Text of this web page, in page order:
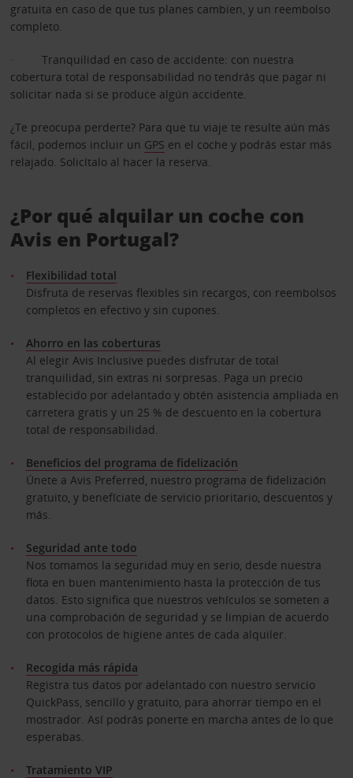
gratuita en caso de que tus planes cambien, y un reembolso
completo.
· Tranquilidad en caso de accidente: con nuestra
cobertura total de responsabilidad no tendrás que pagar ni
solicitar nada si se produce algún accidente.
¿Te preocupa perderte? Para que tu viaje te resulte aún más
fácil, podemos incluir un GPS en el coche y podrás estar más
relajado. Solicítalo al hacer la reserva.
¿Por qué alquilar un coche con
Avis en Portugal?
Flexibilidad total
Disfruta de reservas flexibles sin recargos, con reembolsos
completos en efectivo y sin cupones.
Ahorro en las coberturas
Al elegir Avis Inclusive puedes disfrutar de total
tranquilidad, sin extras ni sorpresas. Paga un precio
establecido por adelantado y obtén asistencia ampliada en
carretera gratis y un 25 % de descuento en la cobertura
total de responsabilidad.
Beneficios del programa de fidelización
Únete a Avis Preferred, nuestro programa de fidelización
gratuito, y benefíciate de servicio prioritario, descuentos y
más.
Seguridad ante todo
Nos tomamos la seguridad muy en serio, desde nuestra
flota en buen mantenimiento hasta la protección de tus
datos. Esto significa que nuestros vehículos se someten a
una comprobación de seguridad y se limpian de acuerdo
con protocolos de higiene antes de cada alquiler.
Recogida más rápida
Registra tus datos por adelantado con nuestro servicio
QuickPass, sencillo y gratuito, para ahorrar tiempo en el
mostrador. Así podrás ponerte en marcha antes de lo que
esperabas.
Tratamiento VIP